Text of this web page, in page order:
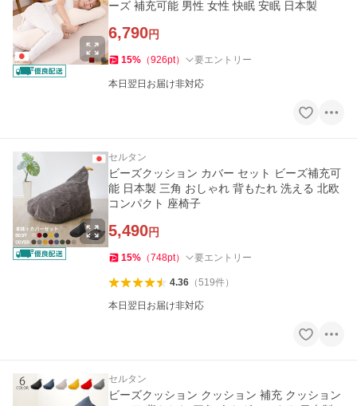
ーズ 補充可能 男性 女性 快眠 安眠 日本製
6,790円
15% （926pt） 要エントリー
本日翌日お届け非対応
セルタン
ビーズクッション カバー セット ビーズ補充可
能 日本製 三角 おしゃれ 背もたれ 洗える 北欧
コンパクト 座椅子
5,490円
15% （748pt） 要エントリー
4.36（519件）
本日翌日お届け非対応
セルタン
ビーズクッション クッション 補充 クッション